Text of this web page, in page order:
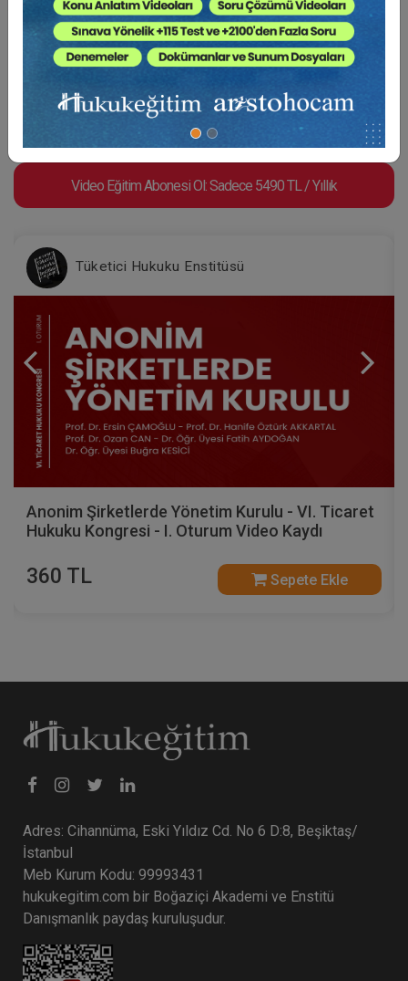
BENZER VIDEO EĞITIMLER
Video Eğitim Abonesi Ol: Sadece 5490 TL / Yıllık
Tüketici Hukuku Enstitüsü
Anonim Şirketlerde Yönetim Kurulu - VI. Ticaret
Hukuku Kongresi - I. Oturum Video Kaydı
360 TL Sepete Ekle
Adres: Cihannüma, Eski Yıldız Cd. No 6 D:8, Beşiktaş/
İstanbul
Meb Kurum Kodu: 99993431
hukukegitim.com bir Boğaziçi Akademi ve Enstitü
Danışmanlık paydaş kuruluşudur.